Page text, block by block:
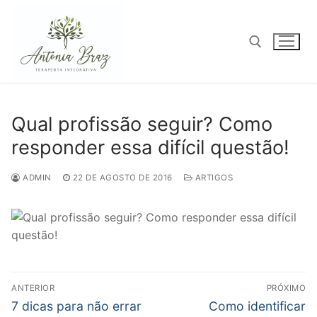
conteúdo
Qual profissão seguir? Como
responder essa difícil questão!
ADMIN 22 DE AGOSTO DE 2016 ARTIGOS
Navegação
de
ANTERIOR
Post
7 dicas para não errar
PRÓXIMO
Próximo
Como identificar